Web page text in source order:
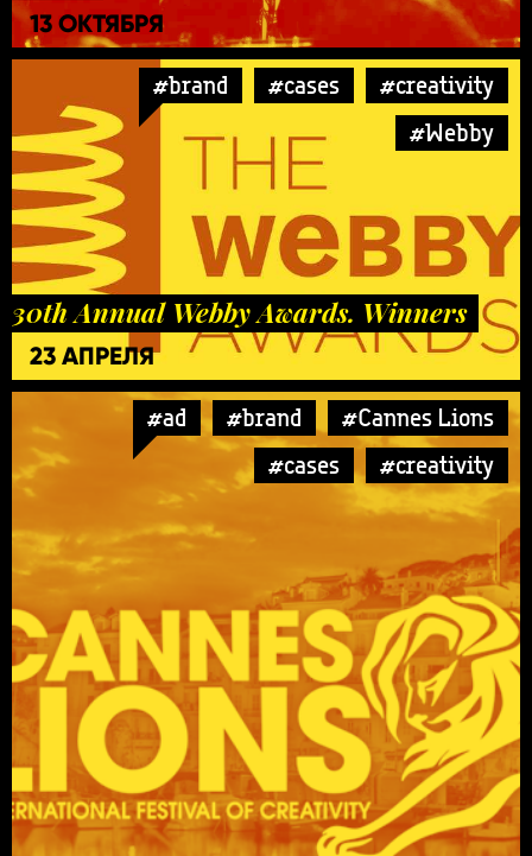
13 ОКТЯБРЯ
#brand #cases
#creativity
#Webby
30th Annual Webby Awards. Winners
23 АПРЕЛЯ
#ad #brand
#Cannes Lions
#cases
#creativity